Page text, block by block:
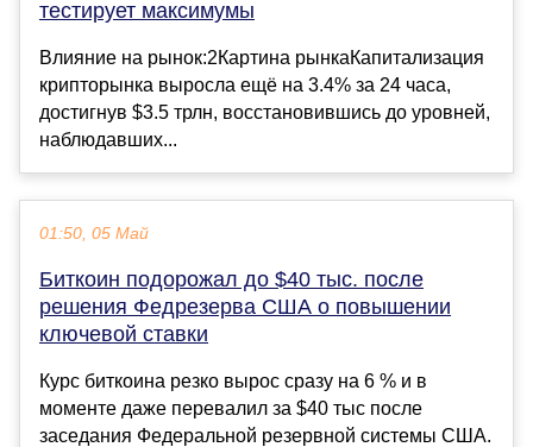
тестирует максимумы
Влияние на рынок:2Картина рынкаКапитализация
крипторынка выросла ещё на 3.4% за 24 часа,
достигнув $3.5 трлн, восстановившись до уровней,
наблюдавших...
01:50, 05 Май
Биткоин подорожал до $40 тыс. после
решения Федрезерва США о повышении
ключевой ставки
Курс биткоина резко вырос сразу на 6 % и в
моменте даже перевалил за $40 тыс после
заседания Федеральной резервной системы США.